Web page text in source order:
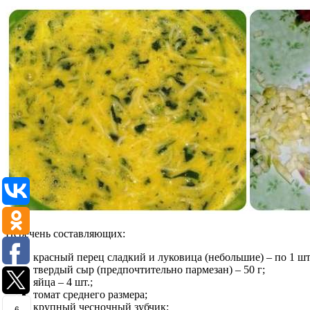
Перечень составляющих:
красный перец сладкий и луковица (небольшие) – по 1
твердый сыр (предпочтительно пармезан) – 50 г;
яйца – 4 шт.;
томат среднего размера;
крупный чесночный зубчик;